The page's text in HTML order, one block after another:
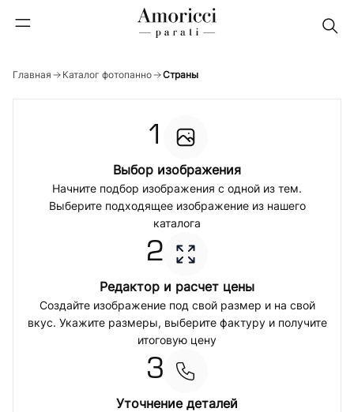
Главная Каталог фотопанно Страны
1
Выбор изображения
Начните подбор изображения с одной из тем.
Выберите подходящее изображение из нашего
каталога
2
Редактор и расчет цены
Создайте изображение под свой размер и на свой
вкус. Укажите размеры, выберите фактуру и получите
итоговую цену
3
Уточнение деталей